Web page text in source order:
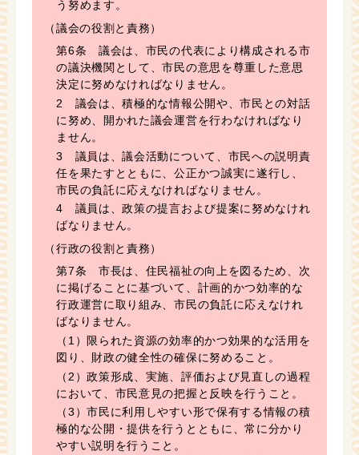
う努めます。
（議会の役割と責務）
第6条 議会は、市民の代表により構成される市
の議決機関として、市民の意思を尊重した意思
決定に努めなければなりません。
2 議会は、積極的な情報公開や、市民との対話
に努め、開かれた議会運営を行わなければなり
ません。
3 議員は、議会活動について、市民への説明責
任を果たすとともに、公正かつ誠実に遂行し、
市民の負託に応えなければなりません。
4 議員は、政策の提言および提案に努めなけれ
ばなりません。
（行政の役割と責務）
第7条 市長は、住民福祉の向上を図るため、次
に掲げることに基づいて、計画的かつ効率的な
行政運営に取り組み、市民の負託に応えなけれ
ばなりません。
（1）限られた資源の効率的かつ効果的な活用を
図り、財政の健全性の確保に努めること。
（2）政策形成、実施、評価および見直しの過程
において、市民意見の把握と反映を行うこと。
（3）市民に利用しやすい形で保有する情報の積
極的な公開・提供を行うとともに、常に分かり
やすい説明を行うこと。